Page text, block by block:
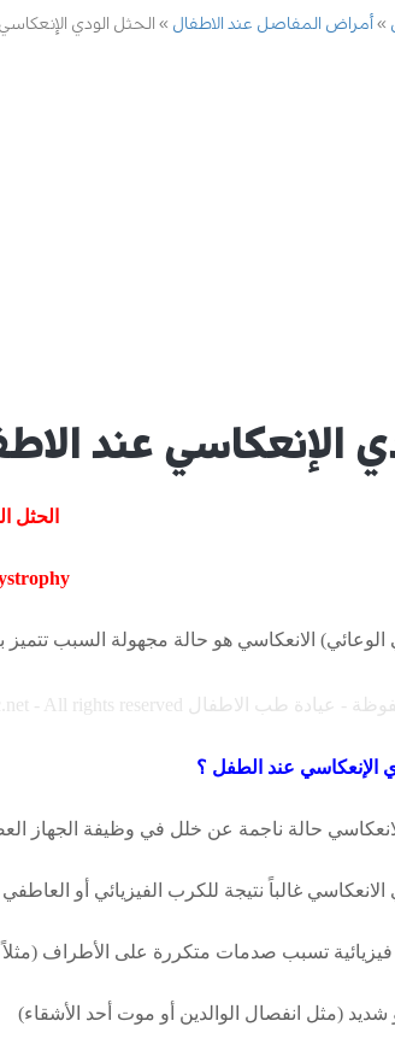
أمراض المفاصل عند الاطفال الحثل الودي
الإنعكاسي عند
الحثل
الوعائي) الانعكاسي هو حالة مجهولة السبب
- عيادة طب الاطفال - All rights reserved
الإنعكاسي عند الطفل ؟
حالة ناجمة عن خلل في وظيفة الجهاز
غالباً نتيجة للكرب الفيزيائي أو العاطفي
تسبب صدمات متكررة على الأطراف (مثلاً
(مثل انفصال الوالدين أو موت أحد الأشقاء)